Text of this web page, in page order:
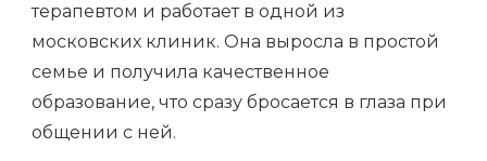
терапевтом и работает в одной из
московских клиник. Она выросла в простой
семье и получила качественное
образование, что сразу бросается в глаза при
общении с ней.